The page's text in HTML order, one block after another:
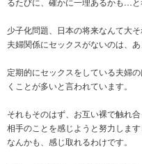
少子化問題、日本の将来なんて大
夫婦関係にセックスがないのは、
定期的にセックスをしている夫婦
くことが多いと言われています。
それもそのはず、お互い裸で触れ
相手のことを感じようと努力しま
なんかも、感じ取れるわけです。